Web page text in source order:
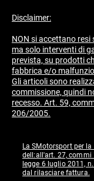
Disclaimer:
NON si accettano
ma solo interventi di
prevista, su prodotti
fabbrica e/o
​Gli articoli sono
commissione, quindi
recesso. Art. 59,
206/2005.
La SMotorsport per
dell:all'art. 27, commi
legge 6 luglio 2011,
dal rilasciare fattura.